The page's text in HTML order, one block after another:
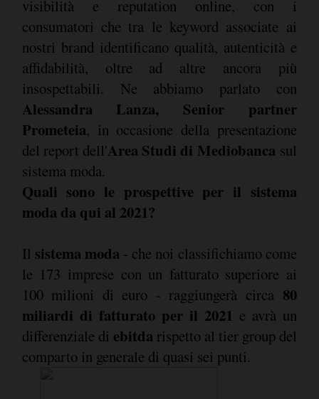
visibilità e reputation online, con i
consumatori che tra le keyword associate ai
nostri brand identificano qualità, autenticità e
affidabilità, oltre ad altre ancora più
insospettabili. Ne abbiamo parlato con
Alessandra Lanza, Senior partner
Prometeia, in occasione della presentazione
del report dell'Area Studi di Mediobanca sul
sistema moda.
Quali sono le prospettive per il sistema
moda da qui al 2021?
Il sistema moda - che noi classifichiamo come
le 173 imprese con un fatturato superiore ai
100 milioni di euro - raggiungerà circa 80
miliardi di fatturato per il 2021 e avrà un
differenziale di ebitda rispetto al tier group del
comparto in generale di quasi sei punti.